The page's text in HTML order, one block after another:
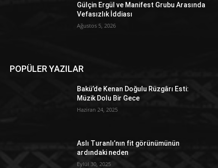
Gülçin Ergül ve Manifest Grubu Arasında
Vefasızlık İddiası
Ağustos 5, 2026
POPÜLER YAZILAR
Bakü’de Kenan Doğulu Rüzgârı Esti:
Müzik Dolu Bir Gece
Haziran 24, 2025
Aslı Turanlı’nın fit görünümünün
ardındaki neden
Eylül 30, 2025